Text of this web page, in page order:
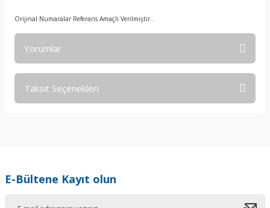
Orijinal Numaralar Referans Amaçlı Verilmiştir..
Yorumlar
Taksit Seçenekleri
E-Bültene Kayıt olun